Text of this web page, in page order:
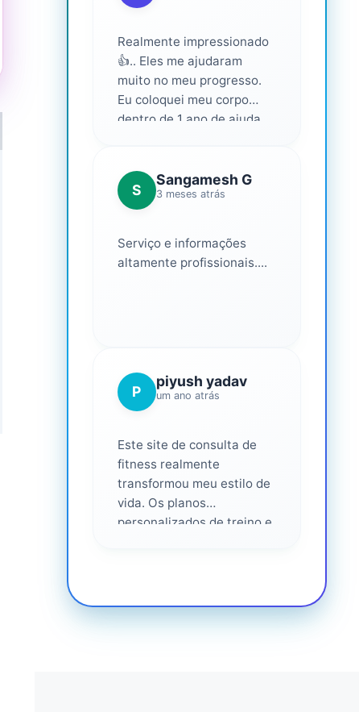
Realmente impressionado
👍.. Eles me ajudaram
muito no meu progresso.
Eu coloquei meu corpo
dentro de 1 ano de ajuda
S
Sangamesh G
3 meses atrás
Serviço e informações
altamente profissionais....
P
piyush yadav
um ano atrás
Este site de consulta de
fitness realmente
transformou meu estilo de
vida. Os planos
personalizados de treino e